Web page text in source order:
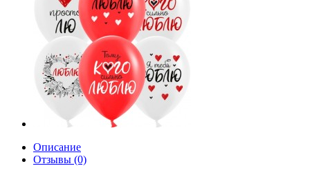
Описание
Отзывы (0)